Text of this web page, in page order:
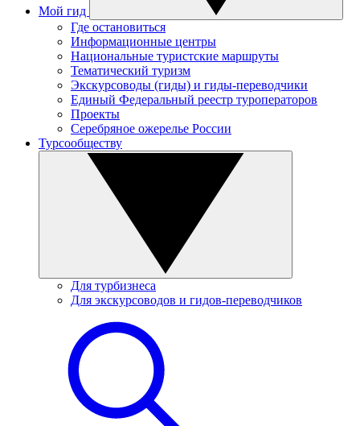
Мой гид
Где остановиться
Информационные центры
Национальные туристские маршруты
Тематический туризм
Экскурсоводы (гиды) и гиды-переводчики
Единый Федеральный реестр туроператоров
Проекты
Серебряное ожерелье России
Турсообществу
Для турбизнеса
Для экскурсоводов и гидов-переводчиков